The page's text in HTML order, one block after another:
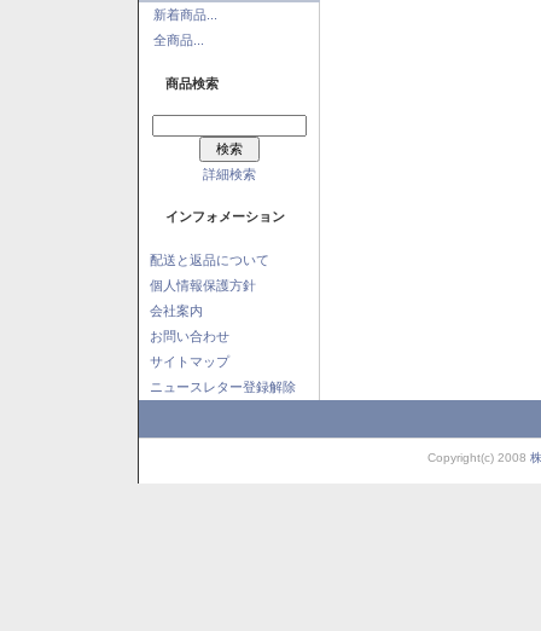
新着商品...
全商品...
商品検索
詳細検索
インフォメーション
配送と返品について
個人情報保護方針
会社案内
お問い合わせ
サイトマップ
ニュースレター登録解除
Copyright(c) 2008